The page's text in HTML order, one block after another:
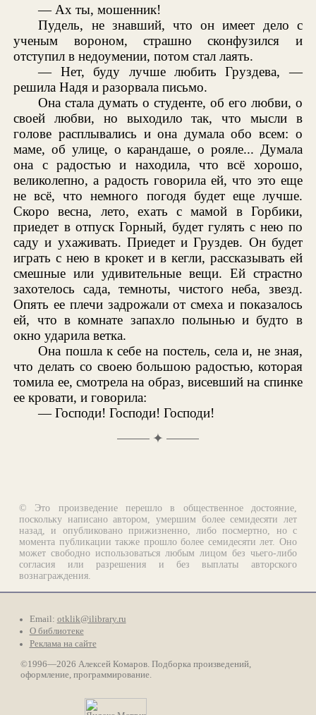
— Ах ты, мошенник!
Пудель, не знавший, что он имеет дело с
ученым вороном, страшно сконфузился и
отступил в недоумении, потом стал лаять.
— Нет, буду лучше любить Груздева, —
решила Надя и разорвала письмо.
Она стала думать о студенте, об его любви, о
своей любви, но выходило так, что мысли в
голове расплывались и она думала обо всем: о
маме, об улице, о карандаше, о рояле... Думала
она с радостью и находила, что всё хорошо,
великолепно, а радость говорила ей, что это еще
не всё, что немного погодя будет еще лучше.
Скоро весна, лето, ехать с мамой в Горбики,
приедет в отпуск Горный, будет гулять с нею по
саду и ухаживать. Приедет и Груздев. Он будет
играть с нею в крокет и в кегли, рассказывать ей
смешные или удивительные вещи. Ей страстно
захотелось сада, темноты, чистого неба, звезд.
Опять ее плечи задрожали от смеха и показалось
ей, что в комнате запахло полынью и будто в
окно ударила ветка.
Она пошла к себе на постель, села и, не зная,
что делать со своею большою радостью, которая
томила ее, смотрела на образ, висевший на спинке
ее кровати, и говорила:
— Господи! Господи! Господи!
✦
© Это произведение перешло в общественное достояние,
поскольку написано автором, умершим более семидесяти лет
назад, и опубликовано прижизненно, либо посмертно, но с
момента публикации также прошло более семидесяти лет. Оно
может свободно использоваться любым лицом без чьего-либо
согласия или разрешения и без выплаты авторского
вознаграждения.
Email: otklik@ilibrary.ru
О библиотеке
Реклама на сайте
©1996—2026 Алексей Комаров. Подборка произведений,
оформление, программирование.